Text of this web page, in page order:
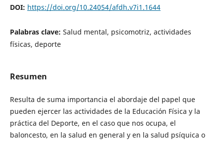
DOI: https://doi.org/10.24054/afdh.v7i1.1644
Palabras clave: Salud mental, psicomotriz, actividades
físicas, deporte
Resumen
Resulta de suma importancia el abordaje del papel que
pueden ejercer las actividades de la Educación Física y la
práctica del Deporte, en el caso que nos ocupa, el
baloncesto, en la salud en general y en la salud psíquica o